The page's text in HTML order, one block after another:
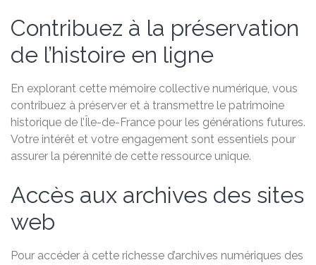
Contribuez à la préservation
de l’histoire en ligne
En explorant cette mémoire collective numérique, vous
contribuez à préserver et à transmettre le patrimoine
historique de l’Île-de-France pour les générations futures.
Votre intérêt et votre engagement sont essentiels pour
assurer la pérennité de cette ressource unique.
Accès aux archives des sites
web
Pour accéder à cette richesse d’archives numériques des